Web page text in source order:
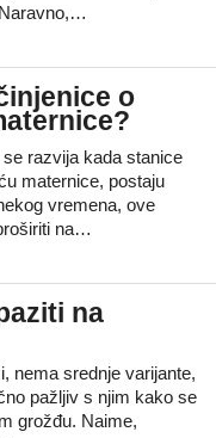
o
razvija kada stanice
maternice, postaju
vremena, ove
na…
na
nema srednje varijante,
pažljiv s njim kako se
grožđu. Naime,